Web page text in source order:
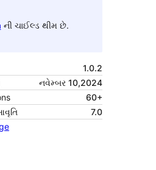
ની ચાઈલ્ડ થીમ છે.
1.0.2
નવેમ્બર 10,2024
60+
7.0